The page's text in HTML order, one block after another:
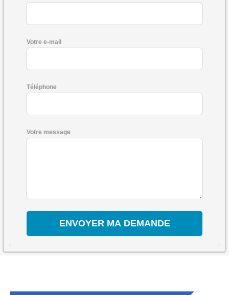
Votre e-mail
Téléphone
Votre message